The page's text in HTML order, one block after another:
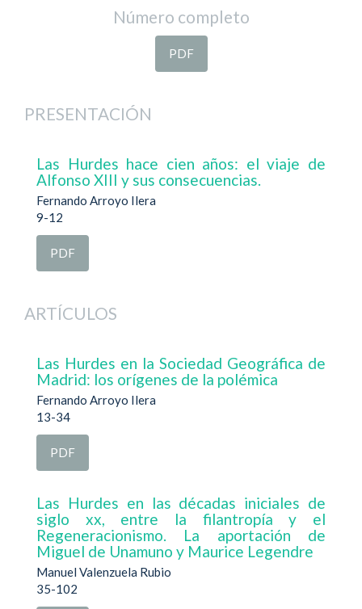
Número completo
PDF
PRESENTACIÓN
Las Hurdes hace cien años: el viaje de
Alfonso XIII y sus consecuencias.
Fernando Arroyo Ilera
9-12
PDF
ARTÍCULOS
Las Hurdes en la Sociedad Geográfica de
Madrid: los orígenes de la polémica
Fernando Arroyo Ilera
13-34
PDF
Las Hurdes en las décadas iniciales de
siglo xx, entre la filantropía y el
Regeneracionismo. La aportación de
Miguel de Unamuno y Maurice Legendre
Manuel Valenzuela Rubio
35-102